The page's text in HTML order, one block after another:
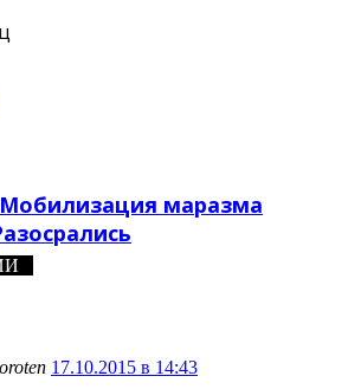
Мобилизация маразма
17.10.2015 в 14:43